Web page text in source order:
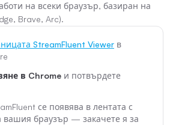
на всеки браузър, базиран на
Brave, Arc).
StreamFluent Viewer в
в Chrome и потвърдете
се появява в лентата с
вашия браузър — закачете я за